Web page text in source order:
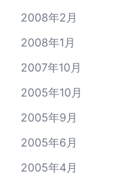
2008年2月
2008年1月
2007年10月
2005年10月
2005年9月
2005年6月
2005年4月